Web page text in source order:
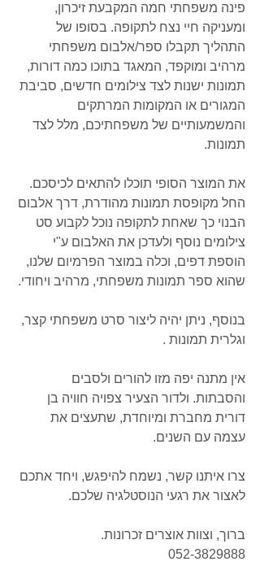
פינה משפחתי חמה המקבעת זיכרון,
ומעניקה חיי נצח לתקופה. בסופו של
התהליך תקבלו ספר/אלבום משפחתי
מרהיב ומוקפד, המאגד בתוכו כמה דורות,
תמונות ישנות לצד צילומים חדשים, סביבת
המגורים או המקומות המרתקים
והמשמעותיים של משפחתיכם, מלל לצד
תמונות.
את המוצר הסופי תוכלו להתאים לכיסכם.
החל מקופסת תמונות מהודרת, דרך אלבום
הבנוי כך שאחת לתקופה נוכל לקבוע סט
צילומים נוסף ולעדכן את האלבום ע"י
הוספת דפים, וכלה במוצר הפרמיום שלנו,
שהוא ספר תמונות משפחתי, מרהיב ויחודי.
בנוסף, ניתן יהיה ליצור סרט משפחתי קצר,
וגלרית תמונות .
אין מתנה יפה מזו להורים ולסבים
והסבתות. ולדור הצעיר צפויה חוויה בן
דורית מחברת ומיוחדת, שתעצים את
עצמה עם השנים.
צרו איתנו קשר, נשמח להיפגש, ויחד אתכם
לאצור את רגעי הנוסטלגיה שלכם.
ברוך, וצוות אוצרים זכרונות.
052-3829888